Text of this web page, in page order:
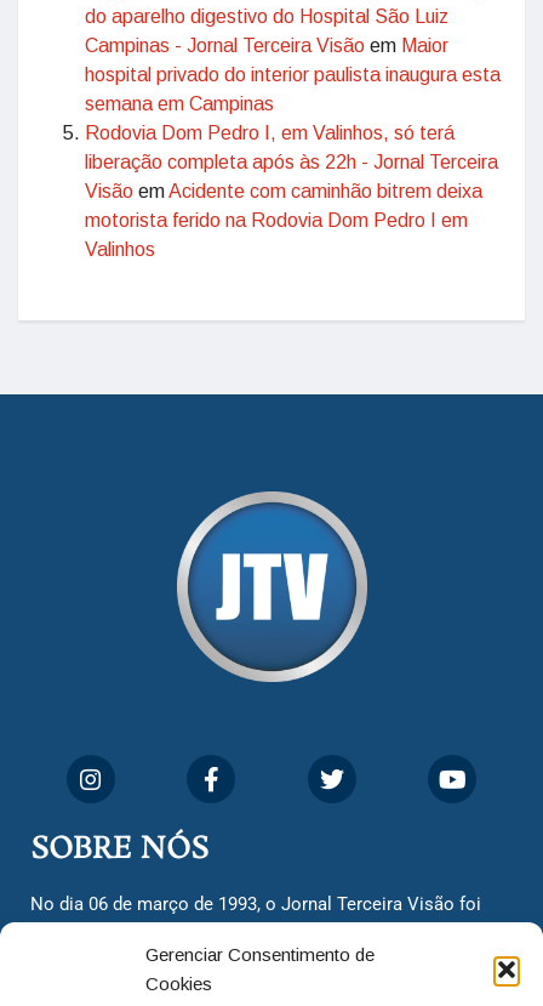
Gerenciar Consentimento de
Cookies
do aparelho digestivo do Hospital São Luiz
Campinas - Jornal Terceira Visão em Maior
hospital privado do interior paulista inaugura esta
semana em Campinas
Rodovia Dom Pedro I, em Valinhos, só terá
liberação completa após às 22h - Jornal Terceira
Visão emAcidente com caminhão bitrem deixa
motorista ferido na Rodovia Dom Pedro I em
Valinhos
SOBRE NÓS
No dia 06 de março de 1993, o Jornal Terceira Visão foi
cidadãos valinhenses, já que naquela época só existiam
dois jornais. Há mais de 30 anos, o jornal continua